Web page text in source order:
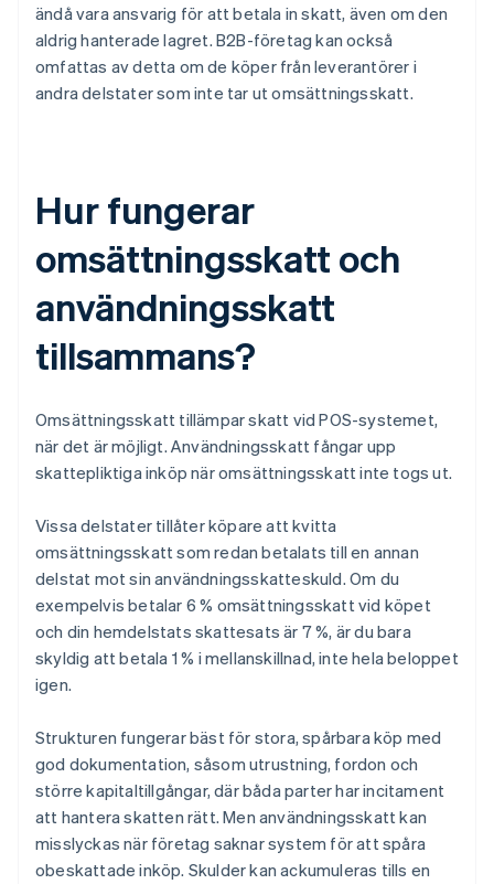
ändå vara ansvarig för att betala in skatt, även om den
aldrig hanterade lagret. B2B-företag kan också
omfattas av detta om de köper från leverantörer i
andra delstater som inte tar ut omsättningsskatt.
Hur fungerar
omsättningsskatt och
användningsskatt
tillsammans?
Omsättningsskatt tillämpar skatt vid POS-systemet,
när det är möjligt. Användningsskatt fångar upp
skattepliktiga inköp när omsättningsskatt inte togs ut.
Vissa delstater tillåter köpare att kvitta
omsättningsskatt som redan betalats till en annan
delstat mot sin användningsskatteskuld. Om du
exempelvis betalar 6 % omsättningsskatt vid köpet
och din hemdelstats skattesats är 7 %, är du bara
skyldig att betala 1 % i mellanskillnad, inte hela beloppet
igen.
Strukturen fungerar bäst för stora, spårbara köp med
god dokumentation, såsom utrustning, fordon och
större kapitaltillgångar, där båda parter har incitament
att hantera skatten rätt. Men användningsskatt kan
misslyckas när företag saknar system för att spåra
obeskattade inköp. Skulder kan ackumuleras tills en